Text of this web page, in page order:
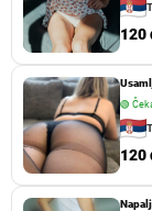
120
🟢
120